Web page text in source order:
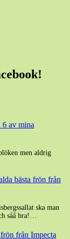
av mina
men aldrig
bästa frön från
ska man
såå bra!…
från Impecta